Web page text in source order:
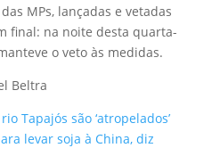
MPs, lançadas e vetadas
final: na noite desta quarta-
o veto às medidas.
Beltra
Tapajós são ‘atropelados’
levar soja à China, diz